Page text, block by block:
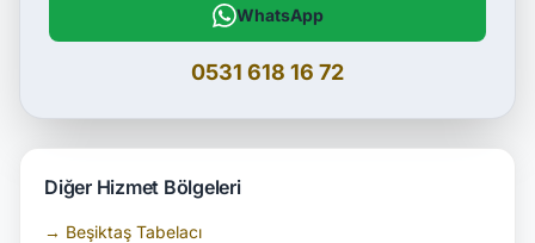
WhatsApp
0531 618 16 72
Diğer Hizmet Bölgeleri
→ Beşiktaş Tabelacı